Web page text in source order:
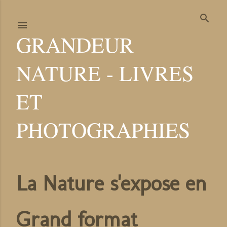
Accéder au contenu
principal
GRANDEUR
NATURE - LIVRES
ET
PHOTOGRAPHIES
La Nature s'expose en
Grand format